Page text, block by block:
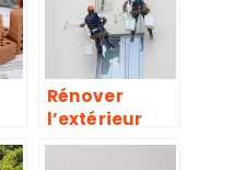
Rénover
l’extérieur
d’un achat de